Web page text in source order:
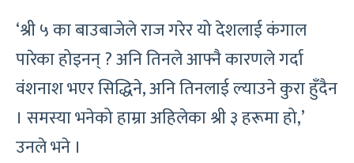
‘श्री ५ का बाउबाजेले राज गरेर यो देशलाई कंगाल
पारेका होइनन् ? अनि तिनले आफ्नै कारणले गर्दा
वंशनाश भएर सिद्धिने, अनि तिनलाई ल्याउने कुरा हुँदैन
। समस्या भनेको हाम्रा अहिलेका श्री ३ हरूमा हो,’
उनले भने ।